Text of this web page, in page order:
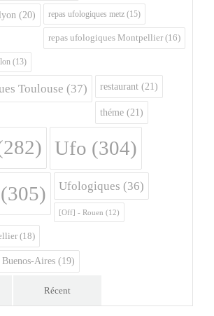
(20) repas ufologiques metz (15)
repas ufologiques Montpellier (16)
(13)
Toulouse (37) restaurant (21)
théme (21)
Ufo (304)
(305) Ufologiques (36)
[Off] - Rouen (12)
(18)
Buenos-Aires (19)
Récent